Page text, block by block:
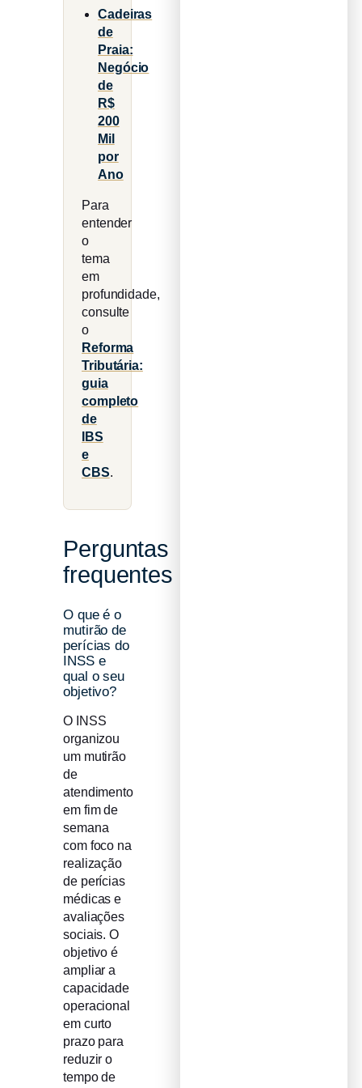
Cadeiras
de
Praia:
Negócio
de
R$
200
Mil
por
Ano
Para
entender
o
tema
em
profundidade,
consulte
o
Reforma
Tributária:
guia
completo
de
IBS
e
CBS.
Perguntas
frequentes
O que é o
mutirão de
perícias do
INSS e
qual o seu
objetivo?
O INSS
organizou
um mutirão
de
atendimento
em fim de
semana
com foco na
realização
de perícias
médicas e
avaliações
sociais. O
objetivo é
ampliar a
capacidade
operacional
em curto
prazo para
reduzir o
tempo de